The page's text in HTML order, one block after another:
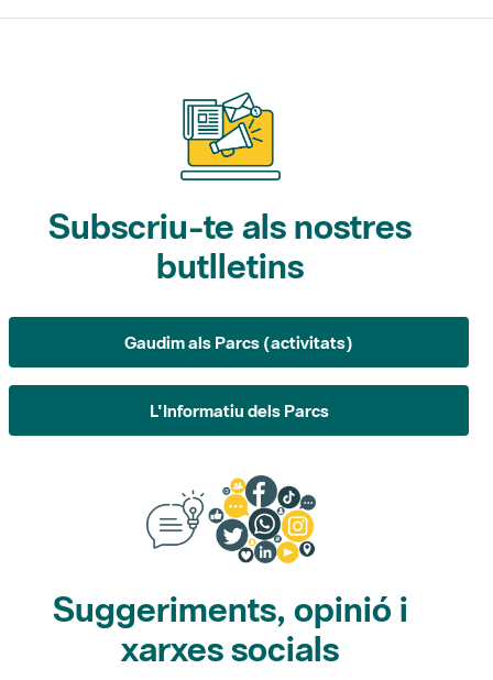
Subscriu-te als nostres
butlletins
Gaudim als Parcs (activitats)
L'Informatiu dels Parcs
Suggeriments, opinió i
xarxes socials